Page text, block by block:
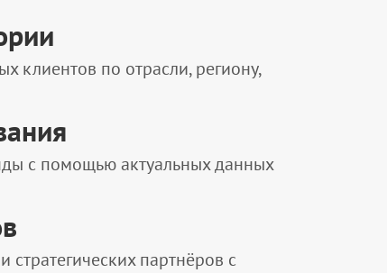
клиентов по отрасли, региону,
с помощью актуальных данных
партнёров с